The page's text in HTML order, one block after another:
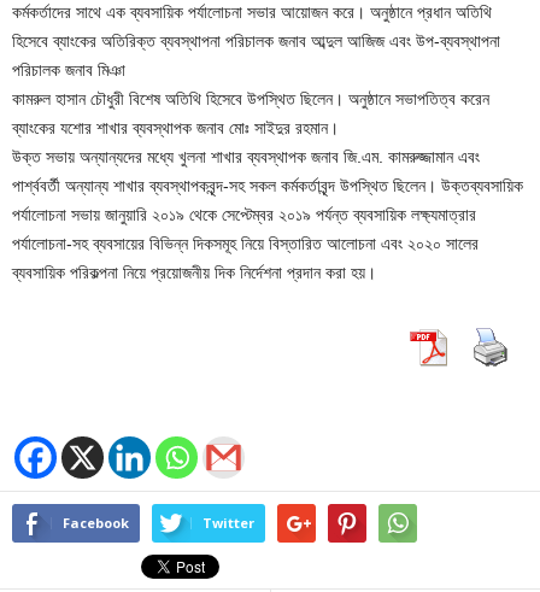
কর্মকর্তাদের সাথে এক ব্যবসায়িক পর্যালোচনা সভার আয়োজন করে। অনুষ্ঠানে প্রধান অতিথি
হিসেবে ব্যাংকের অতিরিক্ত ব্যবস্থাপনা পরিচালক জনাব আব্দুল আজিজ এবং উপ-ব্যবস্থাপনা
পরিচালক জনাব মিঞা
কামরুল হাসান চৌধুরী বিশেষ অতিথি হিসেবে উপস্থিত ছিলেন। অনুষ্ঠানে সভাপতিত্ব করেন
ব্যাংকের যশোর শাখার ব্যবস্থাপক জনাব মোঃ সাইদুর রহমান।
উক্ত সভায় অন্যান্যদের মধ্যে খুলনা শাখার ব্যবস্থাপক জনাব জি.এম. কামরুজ্জামান এবং
পার্শ্ববর্তী অন্যান্য শাখার ব্যবস্থাপকবৃন্দ-সহ সকল কর্মকর্তাবৃন্দ উপস্থিত ছিলেন। উক্তব্যবসায়িক
পর্যালোচনা সভায় জানুয়ারি ২০১৯ থেকে সেপ্টেম্বর ২০১৯ পর্যন্ত ব্যবসায়িক লক্ষ্যমাত্রার
পর্যালোচনা-সহ ব্যবসায়ের বিভিন্ন দিকসমূহ নিয়ে বিস্তারিত আলোচনা এবং ২০২০ সালের
ব্যবসায়িক পরিকল্পনা নিয়ে প্রয়োজনীয় দিক নির্দেশনা প্রদান করা হয়।
Facebook Twitter